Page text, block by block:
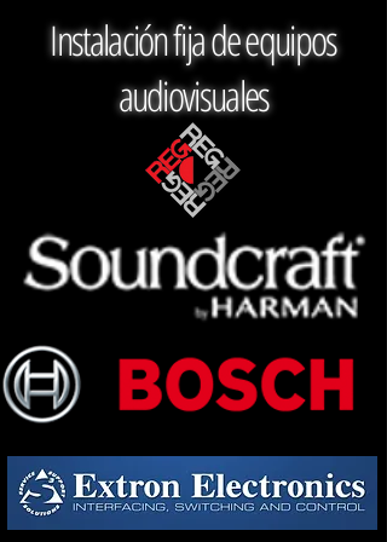
Instalación fija de equipos
audiovisuales